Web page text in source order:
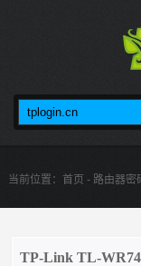
当前位置： 首页 - 路由器密
TP-Link TL-